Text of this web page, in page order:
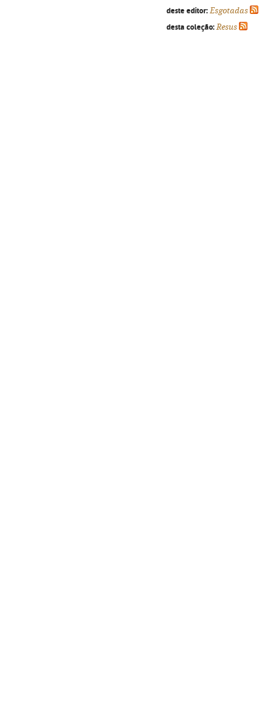
deste editor: Esgotadas
desta coleção: Resus